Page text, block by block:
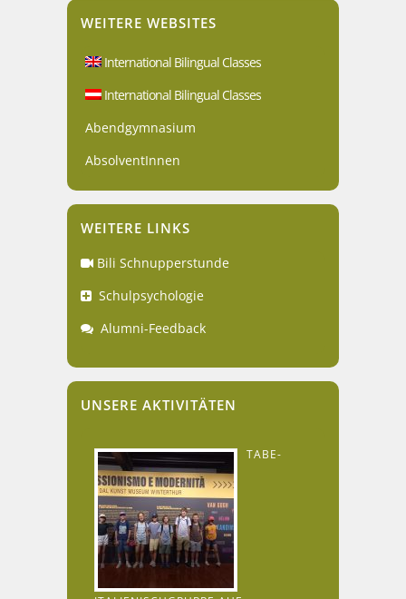
WEITERE WEBSITES
International Bilingual Classes
International Bilingual Classes
Abendgymnasium
AbsolventInnen
WEITERE LINKS
Bili Schnupperstunde
Schulpsychologie
Alumni-Feedback
UNSERE AKTIVITÄTEN
TABE-